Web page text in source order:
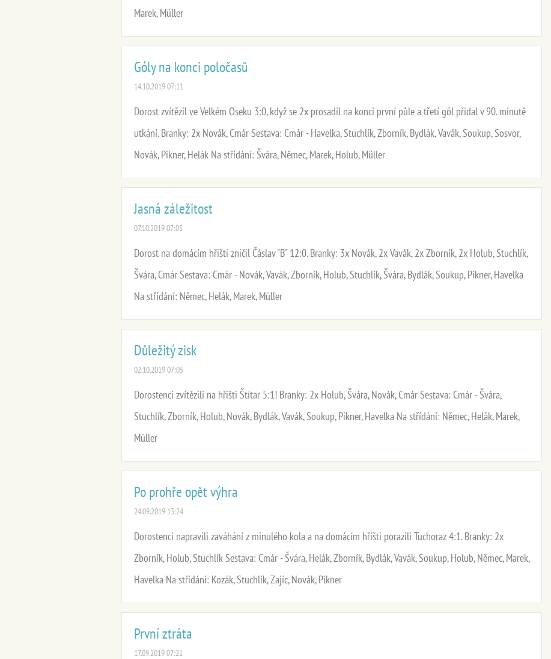
Marek, Müller
Góly na konci poločasů
14.10.2019 07:11
Dorost zvítězil ve Velkém Oseku 3:0, když se 2x prosadil na konci první půle a třetí gól přidal v 90. minutě
utkání. Branky: 2x Novák, Cmár Sestava: Cmár - Havelka, Stuchlík, Zborník, Bydlák, Vavák, Soukup, Sosvor,
Novák, Pikner, Helák Na střídání: Švára, Němec, Marek, Holub, Müller
Jasná záležitost
07.10.2019 07:05
Dorost na domácím hřišti zničil Čáslav "B" 12:0. Branky: 3x Novák, 2x Vavák, 2x Zborník, 2x Holub, Stuchlík,
Švára, Cmár Sestava: Cmár - Novák, Vavák, Zborník, Holub, Stuchlík, Švára, Bydlák, Soukup, Pikner, Havelka
Na střídání: Němec, Helák, Marek, Müller
Důležitý zisk
02.10.2019 07:05
Dorostenci zvítězili na hřišti Štítar 5:1! Branky: 2x Holub, Švára, Novák, Cmár Sestava: Cmár - Švára,
Stuchlík, Zborník, Holub, Novák, Bydlák, Vavák, Soukup, Pikner, Havelka Na střídání: Němec, Helák, Marek,
Müller
Po prohře opět výhra
24.09.2019 13:24
Dorostenci napravili zaváhání z minulého kola a na domácím hřišti porazili Tuchoraz 4:1. Branky: 2x
Zborník, Holub, Stuchlík Sestava: Cmár - Švára, Helák, Zborník, Bydlák, Vavák, Soukup, Holub, Němec, Marek,
Havelka Na střídání: Kozák, Stuchlík, Zajíc, Novák, Pikner
První ztráta
17.09.2019 07:21